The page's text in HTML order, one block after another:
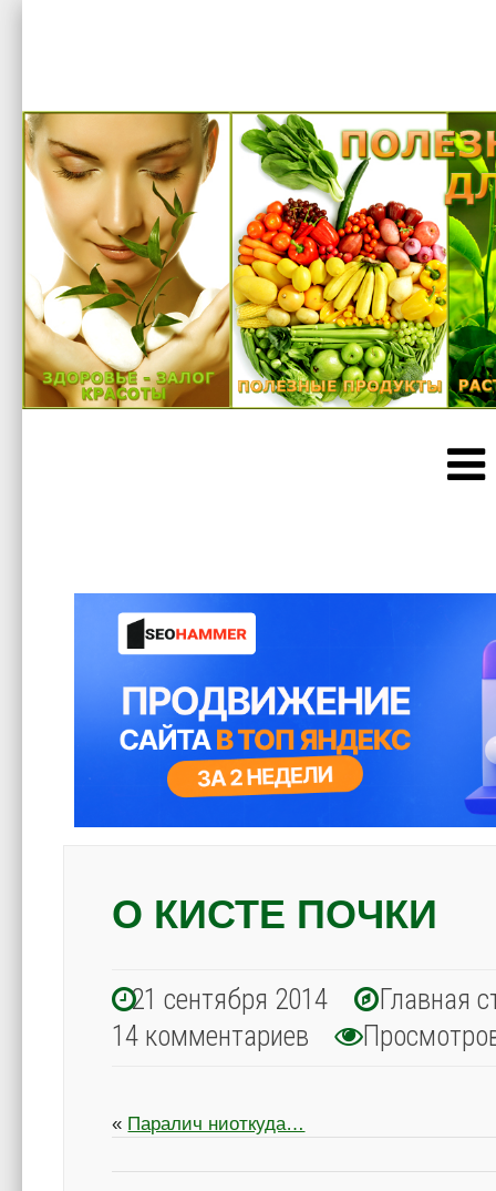
О КИСТЕ ПОЧКИ
21 сентября 2014
Главная
14 комментариев
« Паралич ниоткуда…